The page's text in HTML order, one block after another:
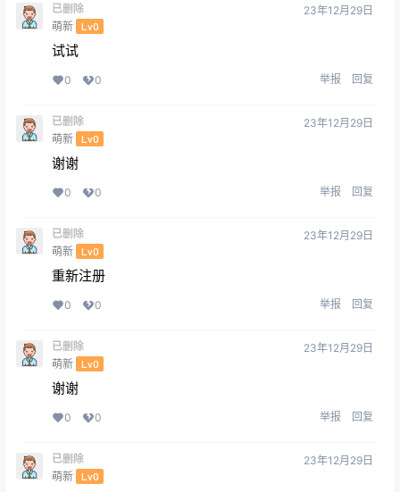
已删除
萌新 Lv0
23年12月29日
试试
0 0 举报 回复
已删除
萌新 Lv0
23年12月29日
谢谢
0 0 举报 回复
已删除
萌新 Lv0
23年12月29日
重新注册
0 0 举报 回复
已删除
萌新 Lv0
23年12月29日
谢谢
0 0 举报 回复
已删除
萌新 Lv0
23年12月29日